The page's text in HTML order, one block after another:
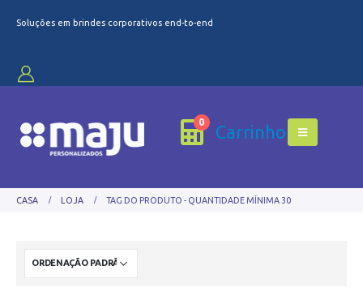
Soluções em brindes corporativos end-to-end
0 Carrinho
CASA LOJA TAG DO PRODUTO - QUANTIDADE MÍNIMA 30